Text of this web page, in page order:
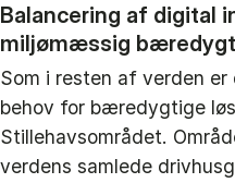
Balancering af digital
miljømæssig
Som i resten af verden er
behov for bæredygtige
Stillehavsområdet.
verdens samlede